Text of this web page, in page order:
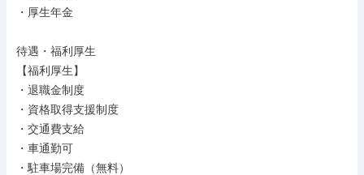
・厚生年金
待遇・福利厚生
【福利厚生】
・退職金制度
・資格取得支援制度
・交通費支給
・車通勤可
・駐車場完備（無料）